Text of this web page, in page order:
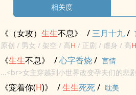
相关度
《（女攻） 生生不息》 /三月十九/
原创 / 男女 / 架空 / 高H / 正剧 / 虐身 / 高H
不停地生孩子！<br>本文NP，女主有JJ，
《生生不息》 /心字香烧/ 言情
...<br>女主穿越到小世界改变孕夫们的悲
精英孕夫火车车厢产子<br>第二篇：古
《宠着你(H)》 /生生死死/ 耽美